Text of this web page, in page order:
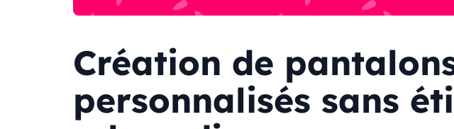
Création de
personnalisés sans